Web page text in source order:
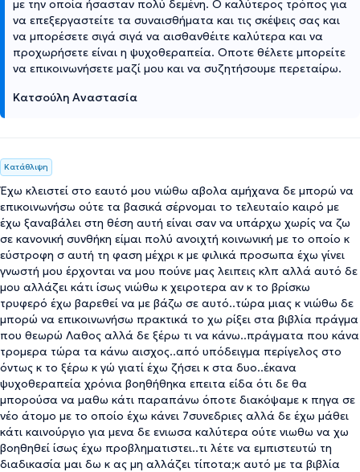
με την οποία ήσασταν πολύ δεμένη. Ο καλύτερος τρόπος για
να επεξεργαστείτε τα συναισθήματα και τις σκέψεις σας και
να μπορέσετε σιγά σιγά να αισθανθέιτε καλύτερα και να
προχωρήσετε είναι η ψυχοθεραπεία. Οποτε θέλετε μπορείτε
να επικοινωνήσετε μαζί μου και να συζητήσουμε περεταίρω.
Κατσούλη Αναστασία
Κατάθλιψη
Έχω κλειστεί στο εαυτό μου νιώθω αβολα αμήχανα δε μπορώ να
επικοινωνήσω ούτε τα βασικά σέρνομαι το τελευταίο καιρό με
έχω ξαναβάλει στη θέση αυτή είναι σαν να υπάρχω χωρίς να ζω
σε κανονική συνθήκη είμαι πολύ ανοιχτή κοινωνική με το οποίο κ
εύστροφη σ αυτή τη φαση μέχρι κ με φιλικά προσωπα έχω γίνει
γνωστή μου έρχονται να μου πούνε μας λειπεις κλπ αλλά αυτό δε
μου αλλάζει κάτι ίσως νιώθω κ χειροτερα αν κ το βρίσκω
τρυφερό έχω βαρεθεί να με βάζω σε αυτό..τώρα μιας κ νιώθω δε
μπορώ να επικοινωνήσω πρακτικά το χω ρίξει στα βιβλία πράγμα
που θεωρώ Λαθος αλλά δε ξέρω τι να κάνω..πράγματα που κάνα
τρομερα τώρα τα κάνω αισχος..από υπόδειγμα περίγελος στο
όντως κ το ξέρω κ γώ γιατί έχω ζήσει κ στα δυο..έκανα
ψυχοθεραπεία χρόνια βοηθήθηκα επειτα είδα ότι δε θα
μπορούσα να μαθω κάτι παραπάνω όποτε διακόψαμε κ πηγα σε
νέο άτομο με το οποίο έχω κάνει 7συνεδριες αλλά δε έχω μάθει
κάτι καινούργιο για μενα δε ενιωσα καλύτερα ούτε νιωθω να χω
βοηθηθεί ίσως έχω προβληματιστει..τι λέτε να εμπιστευτώ τη
διαδικασία μαι δω κ ας μη αλλάζει τίποτα;κ αυτό με τα βιβλία